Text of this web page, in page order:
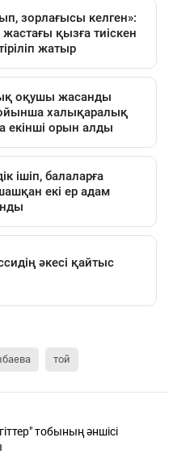
той
тобының әншісі